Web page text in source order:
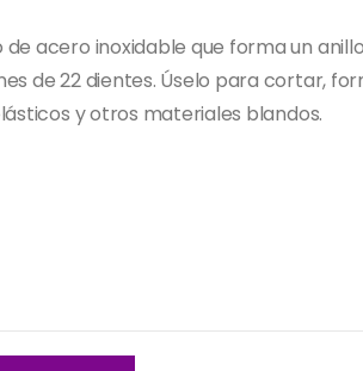
de acero inoxidable que forma un
de 22 dientes. Úselo para cortar,
y otros materiales blandos.